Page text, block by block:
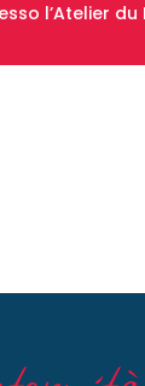
l’Atelier du